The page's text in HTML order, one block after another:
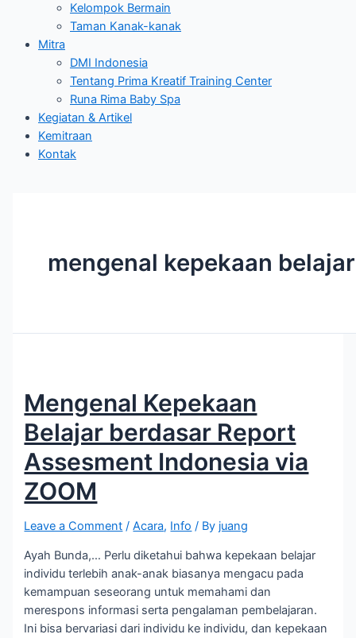
Kelompok Bermain
Taman Kanak-kanak
Mitra
DMI Indonesia
Tentang Prima Kreatif Training Center
Runa Rima Baby Spa
Kegiatan & Artikel
Kemitraan
Kontak
mengenal kepekaan belajar
Mengenal Kepekaan
Belajar berdasar Report
Assesment Indonesia via
ZOOM
Leave a Comment /Acara, Info / By juang
Ayah Bunda,… Perlu diketahui bahwa kepekaan belajar
individu terlebih anak-anak biasanya mengacu pada
kemampuan seseorang untuk memahami dan
merespons informasi serta pengalaman pembelajaran.
Ini bisa bervariasi dari individu ke individu, dan kepekaan